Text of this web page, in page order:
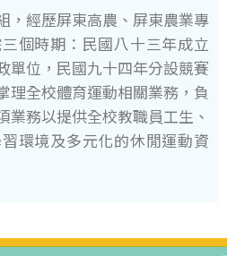
，經歷屏東高農、屏東農業專
個時期：民國八十三年成立
單位，民國九十四年分設競賽
理全校體育運動相關業務，負
業務以提供全校教職員工生、
環境及多元化的休閒運動資